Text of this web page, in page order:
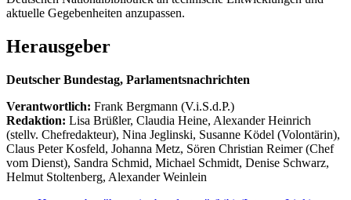
aktuelle Gegebenheiten anzupassen.
Herausgeber
Deutscher Bundestag, Parlamentsnachrichten
Verantwortlich: Frank Bergmann (V.i.S.d.P.)
Redaktion: Lisa Brüßler, Claudia Heine, Alexander Heinrich
(stellv. Chefredakteur), Nina Jeglinski, Susanne Ködel (Volontärin),
Claus Peter Kosfeld, Johanna Metz, Sören Christian Reimer (Chef
vom Dienst), Sandra Schmid, Michael Schmidt, Denise Schwarz,
Helmut Stoltenberg, Alexander Weinlein